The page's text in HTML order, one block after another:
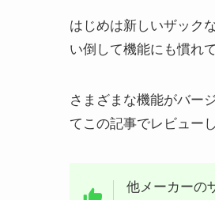
はじめは新しいザック
い倒して機能にも慣れ
さまざまな機能がバー
てこの記事でレビュー
他メーカーの